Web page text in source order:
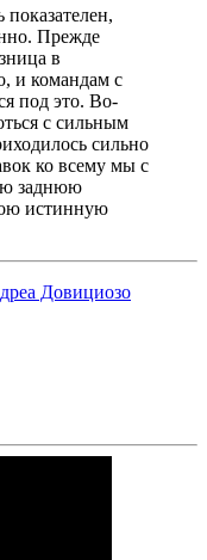
Прежде
в
и командам с
под это. Во-
с сильным
сильно
ко всему мы с
заднюю
истинную
Довициозо